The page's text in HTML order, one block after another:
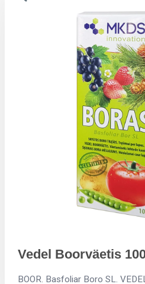
Vedel Boorväetis
BOOR. Basfoliar Boro SL.